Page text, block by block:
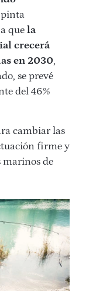
que la
crecerá
en 2030,
se prevé
del 46%
cambiar las
firme y
marinos de